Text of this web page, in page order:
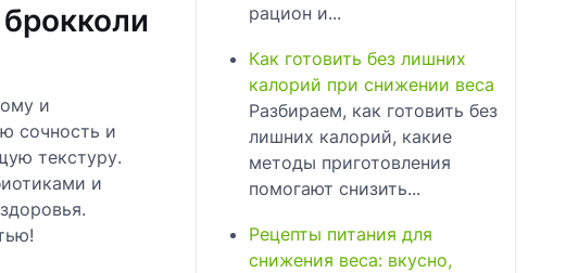
и
сочность и
текстуру.
и
рацион и...
Как готовить без лишних
калорий при снижении веса
Разбираем, как готовить без
лишних калорий, какие
методы приготовления
помогают снизить...
Рецепты питания для
снижения веса: вкусно,